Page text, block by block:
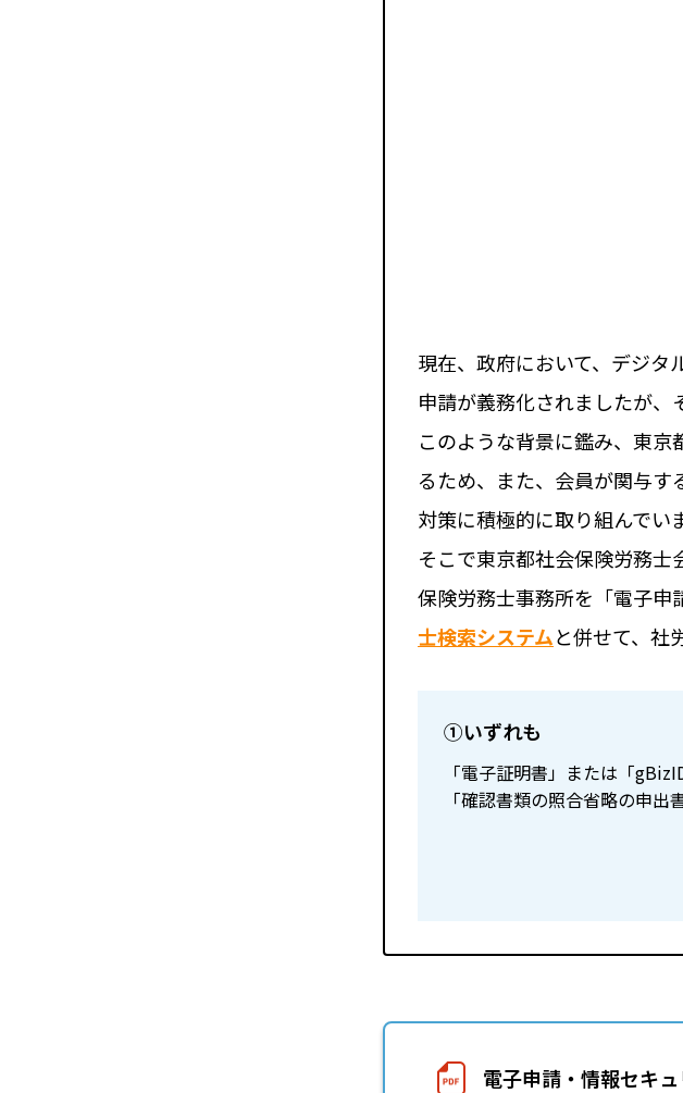
現在、政府において、デジタ
申請が義務化されましたが、
このような背景に鑑み、東
るため、また、会員が関与す
対策に積極的に取り組んでい
そこで東京都社会保険労務
保険労務⼠事務所を「電⼦申
⼠検索システムと併せて、社
①いずれも
「電子証明書」または「
「確認書類の照合省略の申出
電子申請・情報セキ